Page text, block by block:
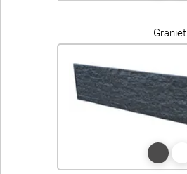
Graniet